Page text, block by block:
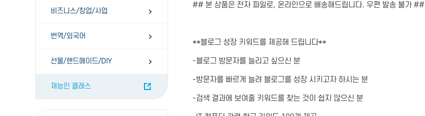
비즈니스/창업/사업
번역/외국어
선물/핸드메이드/DIY
재능인 클래스
## 본 상품은 전자 파일로, 온라인으로 배송해드립니다. 우편 발송 불가 ##
**블로그 성장 키워드를 제공해 드립니다**
-블로그 방문자를 늘리고 싶으신 분
-방문자를 빠르게 늘려 블로그를 성장 시키고자 하시는 분
-검색 결과에 보여줄 키워드를 찾는 것이 쉽지 않으신 분